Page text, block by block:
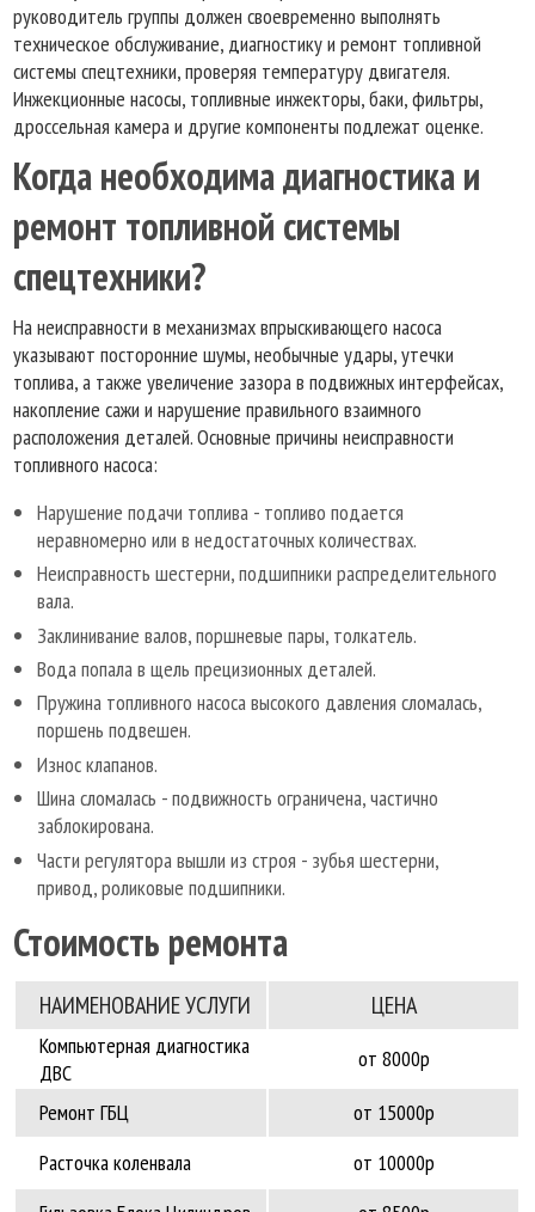
руководитель группы должен своевременно выполнять
техническое обслуживание, диагностику и ремонт топливной
системы спецтехники, проверяя температуру двигателя.
Инжекционные насосы, топливные инжекторы, баки, фильтры,
дроссельная камера и другие компоненты подлежат оценке.
Когда необходима диагностика и
ремонт топливной системы
спецтехники?
На неисправности в механизмах впрыскивающего насоса
указывают посторонние шумы, необычные удары, утечки
топлива, а также увеличение зазора в подвижных интерфейсах,
накопление сажи и нарушение правильного взаимного
расположения деталей. Основные причины неисправности
топливного насоса:
Нарушение подачи топлива - топливо подается
неравномерно или в недостаточных количествах.
Неисправность шестерни, подшипники распределительного
вала.
Заклинивание валов, поршневые пары, толкатель.
Вода попала в щель прецизионных деталей.
Пружина топливного насоса высокого давления сломалась,
поршень подвешен.
Износ клапанов.
Шина сломалась - подвижность ограничена, частично
заблокирована.
Части регулятора вышли из строя - зубья шестерни,
привод, роликовые подшипники.
Стоимость ремонта
НАИМЕНОВАНИЕ УCЛУГИ ЦЕНА
Компьютерная диагностика
ДВС
от 8000р
Ремонт ГБЦ
от 15000р
Расточка коленвала
от 10000р